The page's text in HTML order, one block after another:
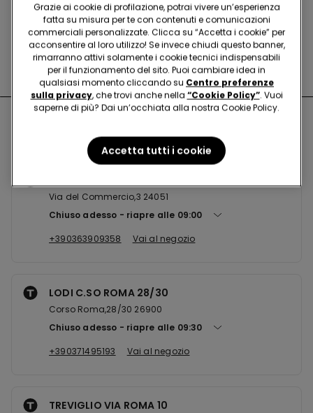
Hai domande sulle misure di sicurezza nei nostri store?
Leggi le nostre FAQ
Via del Commercio,3 24051
Chiuso adesso
riapre alle 09:00
+390363909358
Vai al negozio
LODI C.SO ROMA 28/30
Corso Roma,28/30 26900
Chiuso adesso
riapre alle 09:30
+390371495193
Vai al negozio
TREVIGLIO VIA ROMA 10
Grazie ai cookie di profilazione, potrai vivere un’esperienza
fatta su misura per te con contenuti e comunicazioni
commerciali personalizzate. Clicca su “Accetta i cookie” per
acconsentire al loro utilizzo! Se invece chiudi questo banner,
rimarranno attivi solamente i cookie tecnici indispensabili
per il funzionamento del sito. Puoi cambiare idea in
qualsiasi momento cliccando su Centro preferenze
sulla privacy, che trovi anche nella “Cookie Policy”. Vuoi
saperne di più? Dai un’occhiata alla nostra Cookie Policy.
Accetta tutti i cookie